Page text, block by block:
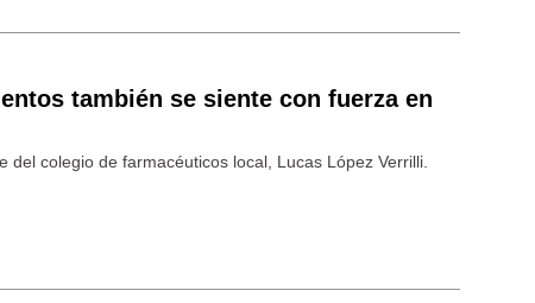
también se siente con fuerza en
colegio de farmacéuticos local, Lucas López Verrilli.